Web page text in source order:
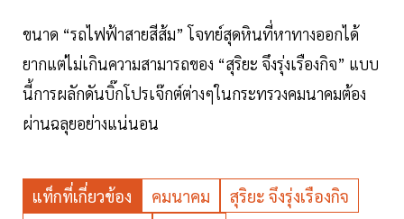
ขนาด “รถไฟฟ้าสายสีส้ม” โจทย์สุดหินที่หาทางออกได้
ยากแต่ไม่เกินความสามารถของ “สุริยะ จึงรุ่งเรืองกิจ” แบบ
นี้การผลักดันบิ๊กโปรเจ๊กต์ต่างๆในกระทรวงคมนาคมต้อง
ผ่านฉลุยอย่างแน่นอน
แท็กที่เกี่ยวข้อง คมนาคม
สุริยะ จึงรุ่งเรืองกิจ